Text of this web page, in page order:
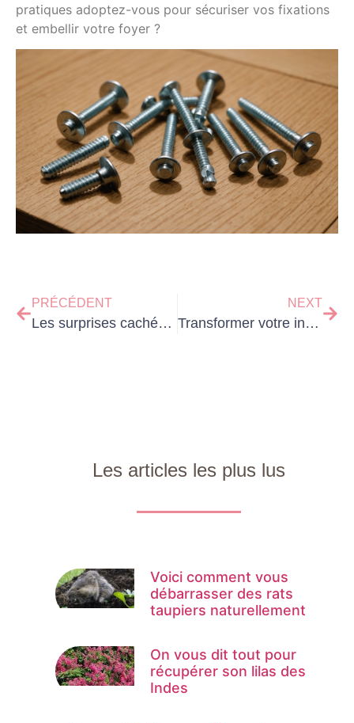
pratiques adoptez-vous pour sécuriser vos fixations
et embellir votre foyer ?
PRÉCÉDENT
Les surprises cachées du filtre Berkey : entre efficacité et controverses
NEXT
Transformer votre intérieur avec les objets design et ludiques de Bobart
Les articles les plus lus
Voici comment vous
débarrasser des rats
taupiers naturellement
On vous dit tout pour
récupérer son lilas des
Indes